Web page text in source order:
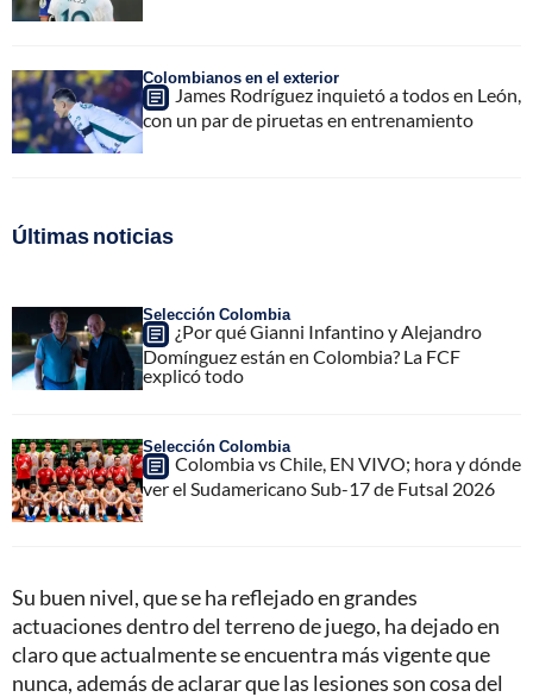
Colombianos en el exterior
James Rodríguez inquietó a todos en León,
con un par de piruetas en entrenamiento
Últimas noticias
Selección Colombia
¿Por qué Gianni Infantino y Alejandro
Domínguez están en Colombia? La FCF
explicó todo
Selección Colombia
Colombia vs Chile, EN VIVO; hora y dónde
ver el Sudamericano Sub-17 de Futsal 2026
Su buen nivel, que se ha reflejado en grandes
actuaciones dentro del terreno de juego, ha dejado en
claro que actualmente se encuentra más vigente que
nunca, además de aclarar que las lesiones son cosa del